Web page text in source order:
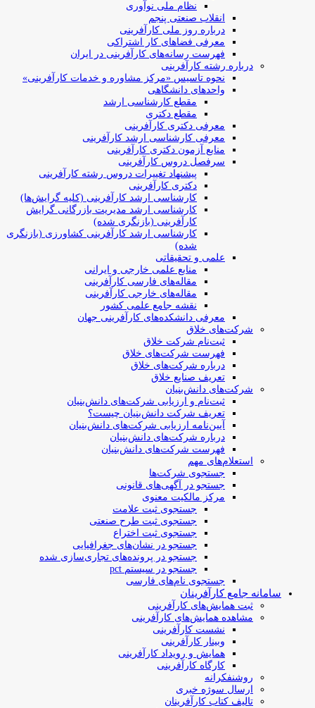
نظام ملی نوآوری
انقلاب صنعتی پنجم
درباره روز ملی کارآفرینی
معرفی فضاهای کار اشتراکی
فهرست رسانه‌های کارآفرینی در ایران
درباره رشته کارآفرینی
نحوه تاسیس «مرکز مشاوره و خدمات کارآفرینی»
واحدهای دانشگاهی
مقطع کارشناسی ارشد
مقطع دکتری
معرفی دکتری کارآفرینی
معرفی کارشناسی ارشد کارآفرینی
منابع آزمون دکتری کارآفرینی
سرفصل دروس کارآفرینی
پیشنهاد تغییرات دروس رشته کارآفرینی
دکتری کارآفرینی
کارشناسی ارشد کارآفرینی (کلیه گرایش‌ها)
کارشناسی ارشد مدیریت بازرگانی گرایش
کارآفرینی (بازنگری شده)
کارشناسی ارشد کارآفرینی کشاورزی (بازنگری
شده)
علمی و تحقیقاتی
منابع علمی خارجی و ایرانی
مقاله‌های فارسی کارآفرینی
مقاله‌های خارجی کارآفرینی
نقشه جامع علمی کشور
معرفی دانشکده‌های کارآفرینی جهان
شرکت‌های خلاق
ثبت‌نام شرکت خلاق
فهرست شرکت‌های خلاق
درباره شرکت‌های خلاق
تعریف صنایع خلاق
شرکت‌های دانش‌بنیان
ثبت‌نام و ارزیابی شرکت‌های دانش‌بنیان
تعریف شرکت دانش‌بنیان چیست؟
آیین‌نامه ارزیابی شرکت‌های دانش‌بنیان
درباره شرکت‌های دانش‌بنیان
فهرست شرکت‌های دانش‌بنیان
استعلام‌های مهم
جستجوی شرکت‌ها
جستجو در آگهی‌های قانونی
مرکز مالکیت معنوی
جستجوی ثبت علامت
جستجوی ثبت طرح صنعتی
جستجوی ثبت اختراع
جستجو در نشان‌های جغرافیایی
جستجو در پرونده‌های تجاری‌سازی شده
جستجو در سیستم pct
جستجوی نام‌های فارسی
سامانه جامع کارآفرینان
ثبت همایش‌های کارآفرینی
مشاهده همایش‌های کارآفرینی
نشست کارآفرینی
وبینار کارآفرینی
همایش و رویداد کارآفرینی
کارگاه کارآفرینی
روشنفکرانه
ارسال سوژه‌ خبری
تالیف کتاب کارآفرینان